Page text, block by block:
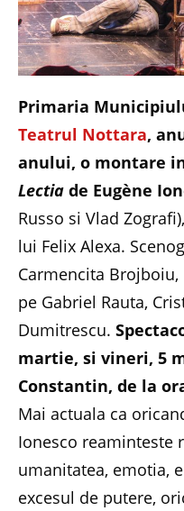
Primaria
Teatrul Nottara,
anului, o montare
Lectia de Eugène
Russo si Vlad
lui Felix Alexa.
Carmencita
pe Gabriel Rauta,
Dumitrescu.
martie, si vineri, 5
Constantin, de la
Mai actuala ca
Ionesco reaminteste
umanitatea, emotia,
excesul de putere,